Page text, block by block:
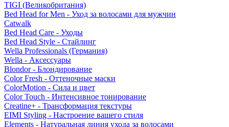
TIGI (Великобритания)
Bed Head for Men - Уход за волосами для мужчин
Catwalk
Bed Head Care - Уходы
Bed Head Style - Стайлинг
Wella Professionals (Германия)
Wella - Аксессуары
Blondor - Блондирование
Color Fresh - Оттеночные маски
ColorMotion - Сила и цвет
Color Touch - Интенсивное тонирование
Creatine+ - Трансформация текстуры
EIMI Styling - Настроение вашего стиля
Elements - Натуральная линия ухода за волосами